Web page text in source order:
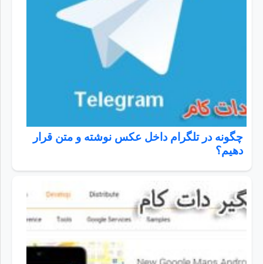
چگونه در تلگرام داخل عکس نوشته و متن قرار
دهیم؟